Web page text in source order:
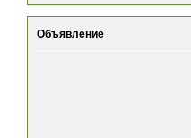
Объявление